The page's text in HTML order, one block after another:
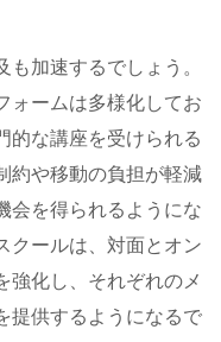
加速するでしょう。
ォームは多様化してお
的な講座を受けられる
約や移動の負担が軽減
会を得られるようにな
クールは、対面とオン
強化し、それぞれのメ
提供するようになるで